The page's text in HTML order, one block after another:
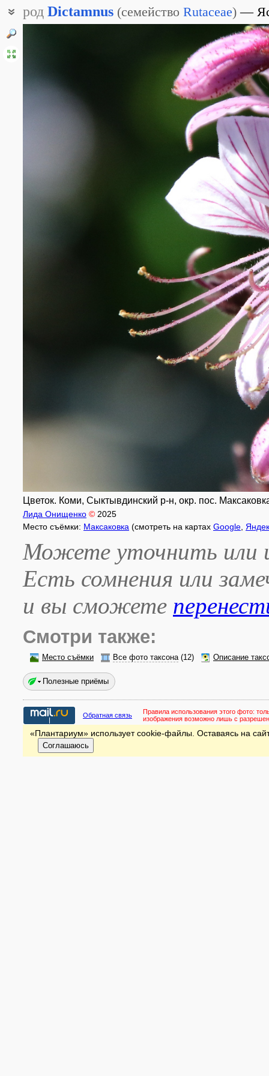
род Dictamnus (семейство Rutaceae)
Цветок. Коми, Сыктывдинский р-н, окр. пос.
Лида Онищенко © 2025
Место съёмки: Максаковка (смотреть на картах Google
Можете уточнить или
Есть сомнения или
и вы сможете
Смотри также:
Место съёмки Все фото таксона(12) Описание
Полезные приёмы
Обратная связь Правила использования этого фото:
изображения возможно лишь с
«Плантариум» использует cookie-файлы. Оставаясь на
Соглашаюсь